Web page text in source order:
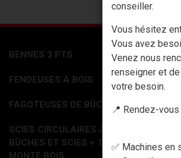
BENNES 3 PTS
FENDEUSES À BOIS
FAGOTEUSES DE BÛCHES
SCIES CIRCULAIRES À
BÛCHES ET SCIES + TAPIS
MONTE BOIS
MESURES
conseiller.
Vous hésitez
Vous avez
Venez nous
renseigner et
votre besoin.
📍 Rendez-
✅ Machines en